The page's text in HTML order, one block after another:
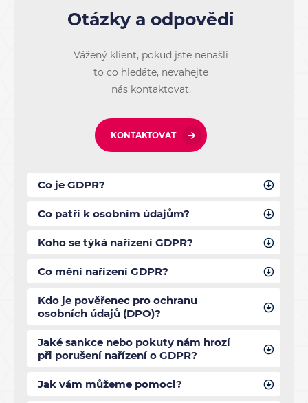
Otázky a odpovědi
Vážený klient, pokud jste nenašli
to co hledáte, nevahejte
nás kontaktovat.
KONTAKTOVAT
Co je GDPR?
Co patří k osobním údajům?
Koho se týká nařízení GDPR?
Co mění nařízení GDPR?
Kdo je pověřenec pro ochranu
osobních údajů (DPO)?
Jaké sankce nebo pokuty nám hrozí
při porušení nařízení o GDPR?
Jak vám můžeme pomoci?